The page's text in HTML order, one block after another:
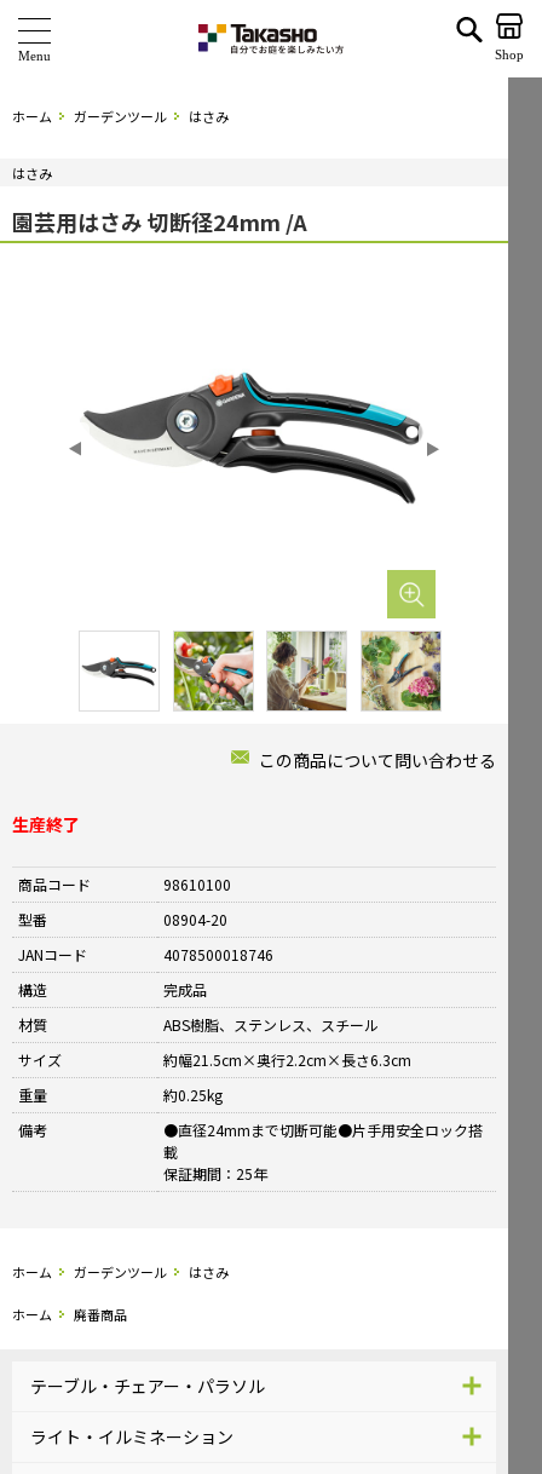
海外ブランド・シリーズ
関連サイト
メールでお問合せ よくお寄せいただくご質問
0120-51-4128
Shop
ホーム ガーデンツール はさみ
はさみ
園芸用はさみ 切断径24mm /A
この商品について問い合わせる
生産終了
商品コード
98610100
型番
08904-20
JANコード
4078500018746
構造
完成品
材質
ABS樹脂、ステンレス、スチール
サイズ
約幅21.5cm×奥行2.2cm×長さ6.3cm
重量
約0.25kg
備考
●直径24mmまで切断可能●片手用安全ロック搭
載
保証期間：25年
ホーム ガーデンツール はさみ
ホーム 廃番商品
テーブル・チェアー・パラソル
ライト・イルミネーション